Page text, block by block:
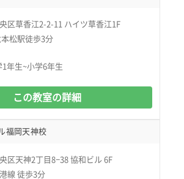
区草香江2-2-11 ハイツ草香江1F
松駅徒歩3分
1年生~小学6年生
この教室の詳細
福岡天神校
区天神2丁目8−38 協和ビル 6F
線 徒歩3分